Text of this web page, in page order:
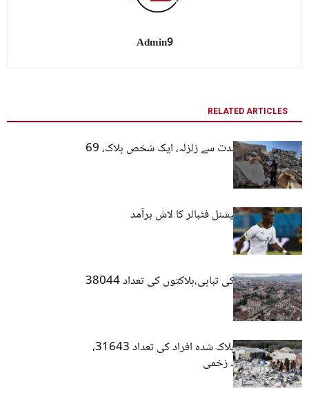
Admin9
RELATED ARTICLES
ترکیہ: 5،6 کی شدت سے زلزلہ، ایک شخص ہلاک، 69
زخمی
ترکیہ زلزلہ، انٹرنیشنل فٹبالر کا لاش برآمد
ترکیہ میں زلزلے کی تباہی،ہلاکتوں کی تعداد 38044
ہو گئی
ترکیہ: زلزلے سے ہلاک شدہ افراد کی تعداد 31643،
اسی ہزار سے زائد زخمی